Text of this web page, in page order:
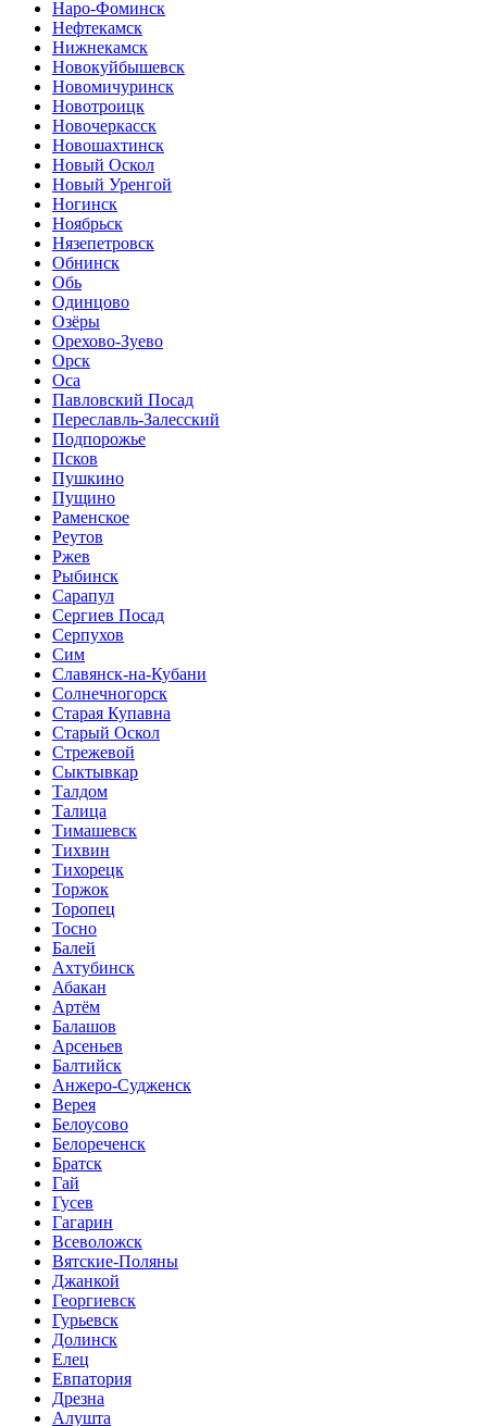
Наро-Фоминск
Нефтекамск
Нижнекамск
Новокуйбышевск
Новомичуринск
Новотроицк
Новочеркасск
Новошахтинск
Новый Оскол
Новый Уренгой
Ногинск
Ноябрьск
Нязепетровск
Обнинск
Обь
Одинцово
Озёры
Орехово-Зуево
Орск
Оса
Павловский Посад
Переславль-Залесский
Подпорожье
Псков
Пушкино
Пущино
Раменское
Реутов
Ржев
Рыбинск
Сарапул
Сергиев Посад
Серпухов
Сим
Славянск-на-Кубани
Солнечногорск
Старая Купавна
Старый Оскол
Стрежевой
Сыктывкар
Талдом
Талица
Тимашевск
Тихвин
Тихорецк
Торжок
Торопец
Тосно
Балей
Ахтубинск
Абакан
Артём
Балашов
Арсеньев
Балтийск
Анжеро-Судженск
Верея
Белоусово
Белореченск
Братск
Гай
Гусев
Гагарин
Всеволожск
Вятские-Поляны
Джанкой
Георгиевск
Гурьевск
Долинск
Елец
Евпатория
Дрезна
Алушта